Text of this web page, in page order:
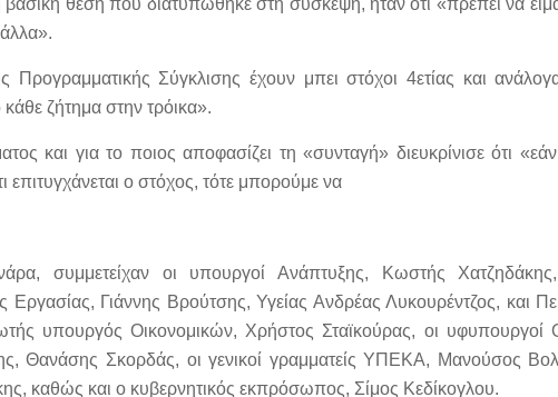
θέση που διατυπώθηκε στη σύσκεψη, ήταν ότι «πρέπει να
Προγραμματικής Σύγκλισης έχουν μπει στόχοι 4ετίας και
ζήτημα στην τρόικα».
και για το ποιος αποφασίζει τη «συνταγή» διευκρίνισε ότι
επιτυγχάνεται ο στόχος, τότε μπορούμε να
συμμετείχαν οι υπουργοί Ανάπτυξης, Κωστής Χατζηδάκης,
Γιάννης Βρούτσης, Υγείας Ανδρέας Λυκουρέντζος, και
υπουργός Οικονομικών, Χρήστος Σταϊκούρας, οι υφυπουργοί
Θανάσης Σκορδάς, οι γενικοί γραμματείς ΥΠΕΚΑ, Μανούσος
καθώς και ο κυβερνητικός εκπρόσωπος, Σίμος Κεδίκογλου.